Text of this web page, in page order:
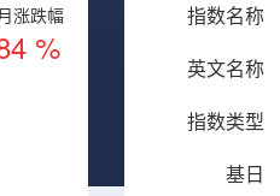
涨跌幅
%
指数名称
英文名称
指数类型
基日